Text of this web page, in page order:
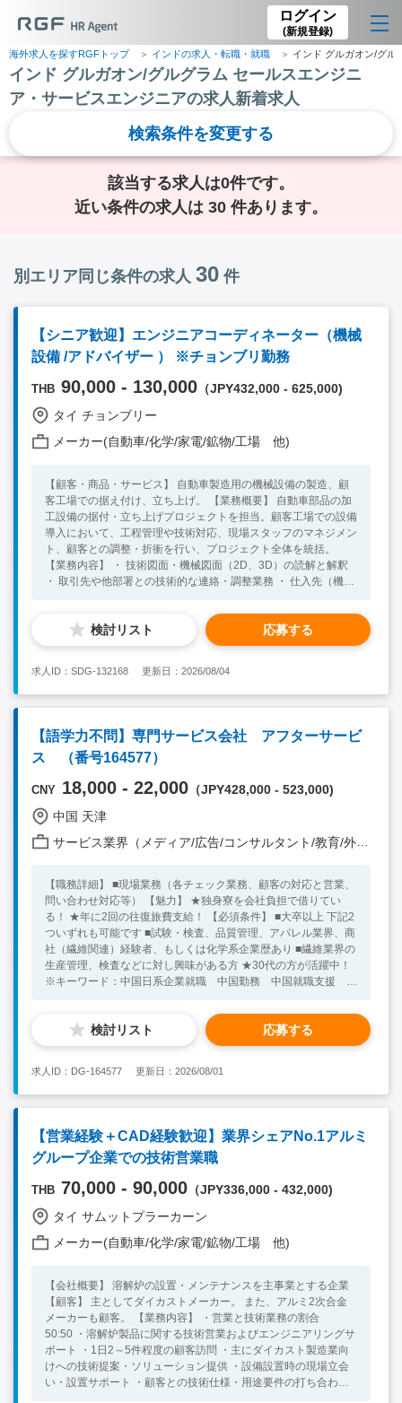
ログイン
(新規登録)
海外求人を探すRGFトップ インドの求人・転職・就職 インド グルガオン/グル
インド グルガオン/グルグラム セールスエンジニ
ア・サービスエンジニアの求人新着求人
検索条件を変更する
該当する求人は0件です。
近い条件の求人は 30 件あります。
別エリア同じ条件の求人 30 件
【シニア歓迎】エンジニアコーディネーター（機械
設備 /アドバイザー ） ※チョンブリ勤務
THB 90,000 - 130,000 （JPY432,000 - 625,000)
タイ チョンブリー
メーカー(自動車/化学/家電/鉱物/工場 他)
【顧客・商品・サービス】 自動車製造用の機械設備の製造、顧
客工場での据え付け、立ち上げ。 【業務概要】 自動車部品の加
工設備の据付・立ち上げプロジェクトを担当。顧客工場での設備
導入において、工程管理や技術対応、現場スタッフのマネジメン
ト、顧客との調整・折衝を行い、プロジェクト全体を統括。
【業務内容】 ・ 技術図面・機械図面（2D、3D）の読解と解釈
・ 取引先や他部署との技術的な連絡・調整業務 ・ 仕入先（機械
様、納期、技術的な課題についてコミュニケーションを行う ・
顧客工場での機械設備の据え付け、調整、立ち上げサポート ・
製造現場における既存設備の改造・据付・調整プロジェクトの管
成のサポート ・ 品質管理システム（ISO9001/IATF16949）の運
用に関する知識を基にした現場対応 ・タイ人10名以上のマネジ
メントのサポート ・設備の電気配線やPLC制御に係る技術的な
相談対応 【語学】 ・英語日常会話レベル以上 ・通訳なし ・タイ
語ができれば尚良し（社内エンジニアとのコミュニケーションの
ため） 【必須要件】 ・技術図面・機械図面（2D、3D）の読解
ュニケーション） ・5年以上のエンジニア経験 ・仕入先との間
に入ってやり取りができる、コミュニケーション能力（面接で人
柄、コミュニケーション力を判断） 【歓迎要件】 ・タイでの勤
務経験 ・ エンジン部品、ミッション部品の加工経験 ・ 設備の電
験 ・ 製造業における品質管理システム（ISO 9001/IATF
16949）に関する知識 ・ 顧客クレーム対応における8Dレポート
作成や、原因究明手法の経験 ・10人以上の部下のマネジメント
経験
検討リスト 応募する
求人ID：SDG-132168 更新日：2026/08/04
【語学力不問】専門サービス会社 アフターサービ
ス （番号164577）
CNY 18,000 - 22,000 （JPY428,000 - 523,000)
中国 天津
サービス業界（メディア/広告/コンサルタント/教育/外食/飲食/美容/娯楽/士業 他）
【職務詳細】 ■現場業務（各チェック業務、顧客の対応と営業、
問い合わせ対応等） 【魅力】 ★独身寮を会社負担で借りてい
る！ ★年に2回の往復旅費支給！ 【必須条件】 ■大卒以上 下記2
ついずれも可能です ■試験・検査、品質管理、アパレル業界、商
社（繊維関連）経験者、もしくは化学系企業歴あり ■繊維業界の
生産管理、検査などに対し興味がある方 ★30代の方が活躍中！
※キーワード：中国日系企業就職 中国勤務 中国就職支援 無
検討リスト 応募する
求人ID：DG-164577 更新日：2026/08/01
【営業経験＋CAD経験歓迎】業界シェアNo.1アルミ
グループ企業での技術営業職
THB 70,000 - 90,000 （JPY336,000 - 432,000)
タイ サムットプラーカーン
メーカー(自動車/化学/家電/鉱物/工場 他)
【会社概要】 溶解炉の設置・メンテナンスを主事業とする企業
【顧客】 主としてダイカストメーカー。 また、アルミ2次合金
メーカーも顧客。 【業務内容】 ・営業と技術業務の割合
50:50 ・溶解炉製品に関する技術営業およびエンジニアリングサ
ポート ・1日2～5件程度の顧客訪問 ・主にダイカスト製造業向
けへの技術提案・ソリューション提供 ・設備設置時の現場立会
い・設置サポート ・顧客との技術仕様・用途要件の打ち合わせ